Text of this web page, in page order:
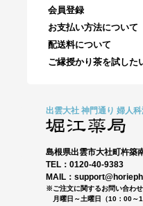
会員登録
お支払い方法について
配送料について
ご縁授かり茶を試した
出雲大社 神門通り 婦人科
島根県出雲市大社町杵築
TEL：0120-40-9383
MAIL：
※ご注文に関するお問い合わせ
月曜日～土曜日（10：00～